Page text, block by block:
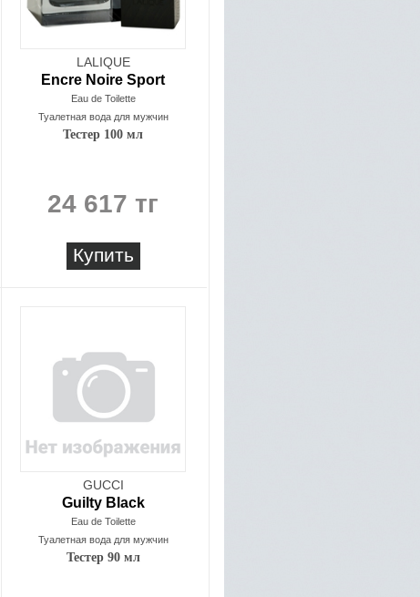
LALIQUE
Encre Noire Sport
Eau de Toilette
Туалетная вода для мужчин
Тестер 100 мл
24 617 тг
Купить
GUCCI
Guilty Black
Eau de Toilette
Туалетная вода для мужчин
Тестер 90 мл